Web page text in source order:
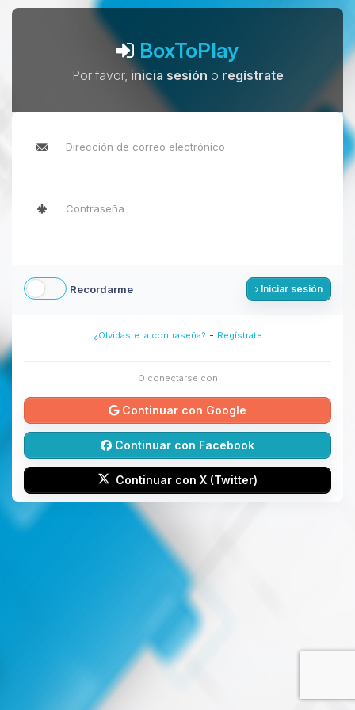
BoxToPlay
Por favor, inicia sesión o regístrate
Recordarme Iniciar sesión
¿Olvidaste la contraseña? - Regístrate
O conectarse con
Continuar con Google
Continuar con Facebook
Continuar con X (Twitter)